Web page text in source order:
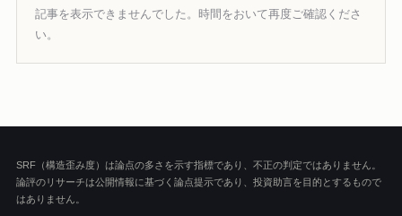
記事を表示できませんでした。時間をおいて再度ご確認くださ
い。
SRF（構造歪み度）は論点の多さを示す指標であり、不正の判定ではありません。
論評のリサーチは公開情報に基づく論点提示であり、投資助言を目的とするもので
はありません。